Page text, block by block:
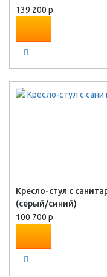
139 200 р.
Кресло-стул с
(серый/синий)
100 700 р.